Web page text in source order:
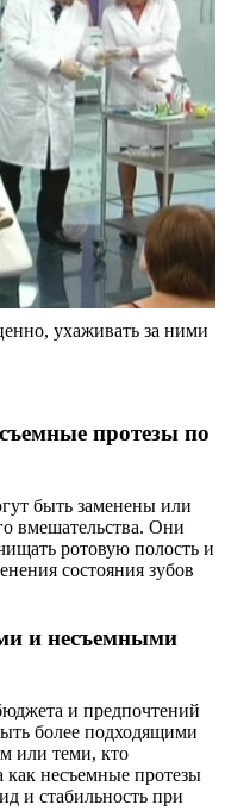
ухаживать за ними
протезы по
быть заменены или
вмешательства. Они
ротовую полость и
состояния зубов
и несъемными
и предпочтений
более подходящими
или теми, кто
как несъемные протезы
и стабильность при